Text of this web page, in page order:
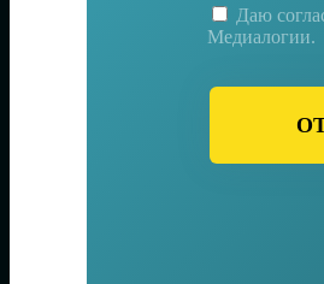
Даю
Медиалогии.